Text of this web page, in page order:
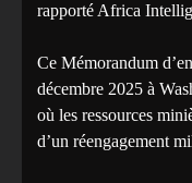
rapporté Africa
Ce Mémorandum
décembre 2025 à
où les ressources
d’un réengagement